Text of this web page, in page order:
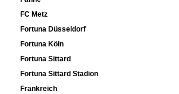
FC Metz
Fortuna Düsseldorf
Fortuna Köln
Fortuna Sittard
Fortuna Sittard Stadion
Frankreich